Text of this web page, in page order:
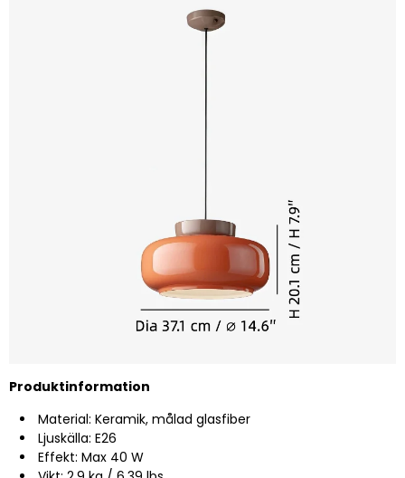
Produktinformation
Material: Keramik, målad glasfiber
Ljuskälla: E26
Effekt: Max 40 W